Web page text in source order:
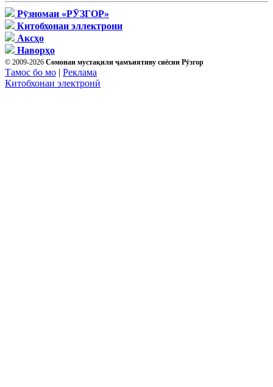
Рӯзномаи «РӮЗГОР»
Китобхонаи эллектрони
Аксҳо
Наворҳо
© 2009-2026 Сомонаи мустақили ҷамъиятиву сиёсии Рӯзгор
Тамос бо мо | Реклама
Китобхонаи электронӣ